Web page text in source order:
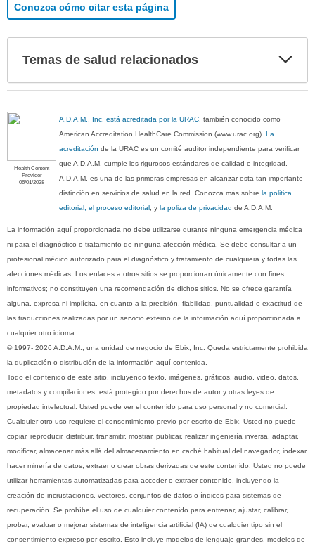
Conozca cómo citar esta página
Temas de salud relacionados
Health Content
Provider
06/01/2028
A.D.A.M., Inc. está acreditada por la URAC , también conocido como
American Accreditation HealthCare Commission (www.urac.org).La
acreditación de la URAC es un comité auditor independiente para verificar
que A.D.A.M. cumple los rigurosos estándares de calidad e integridad.
A.D.A.M. es una de las primeras empresas en alcanzar esta tan importante
distinción en servicios de salud en la red. Conozca más sobrela politica
editorial, el proceso editorial , yla poliza de privacidad de A.D.A.M.
La información aquí proporcionada no debe utilizarse durante ninguna emergencia médica
ni para el diagnóstico o tratamiento de ninguna afección médica. Se debe consultar a un
profesional médico autorizado para el diagnóstico y tratamiento de cualquiera y todas las
afecciones médicas. Los enlaces a otros sitios se proporcionan únicamente con fines
informativos; no constituyen una recomendación de dichos sitios. No se ofrece garantía
alguna, expresa ni implícita, en cuanto a la precisión, fiabilidad, puntualidad o exactitud de
las traducciones realizadas por un servicio externo de la información aquí proporcionada a
cualquier otro idioma.
© 1997- 2026 A.D.A.M., una unidad de negocio de Ebix, Inc. Queda estrictamente prohibida
la duplicación o distribución de la información aquí contenida.
Todo el contenido de este sitio, incluyendo texto, imágenes, gráficos, audio, video, datos,
metadatos y compilaciones, está protegido por derechos de autor y otras leyes de
propiedad intelectual. Usted puede ver el contenido para uso personal y no comercial.
Cualquier otro uso requiere el consentimiento previo por escrito de Ebix. Usted no puede
copiar, reproducir, distribuir, transmitir, mostrar, publicar, realizar ingeniería inversa, adaptar,
modificar, almacenar más allá del almacenamiento en caché habitual del navegador, indexar,
hacer minería de datos, extraer o crear obras derivadas de este contenido. Usted no puede
utilizar herramientas automatizadas para acceder o extraer contenido, incluyendo la
creación de incrustaciones, vectores, conjuntos de datos o índices para sistemas de
recuperación. Se prohíbe el uso de cualquier contenido para entrenar, ajustar, calibrar,
probar, evaluar o mejorar sistemas de inteligencia artificial (IA) de cualquier tipo sin el
consentimiento expreso por escrito. Esto incluye modelos de lenguaje grandes, modelos de